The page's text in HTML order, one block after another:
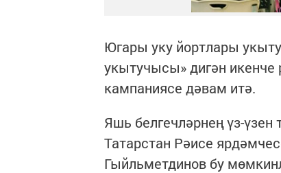
Югары уку йортлары
укытучысы» дигән икенче
кампаниясе дәвам итә.
Яшь белгечләрнең үз-
Татарстан Рәисе
Гыйльметдинов бу